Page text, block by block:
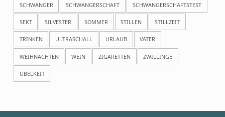
SCHWANGER SCHWANGERSCHAFT SCHWANGERSCHAFTSTEST
SEKT SILVESTER SOMMER STILLEN STILLZEIT
TRINKEN ULTRASCHALL URLAUB VÄTER
WEIHNACHTEN WEIN ZIGARETTEN ZWILLINGE
ÜBELKEIT